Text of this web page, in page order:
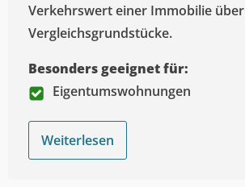
Verkehrswert einer Immobilie über
Vergleichsgrundstücke.
Besonders geeignet für:
Eigentumswohnungen
Weiterlesen